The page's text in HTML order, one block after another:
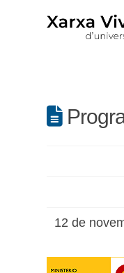
12 de